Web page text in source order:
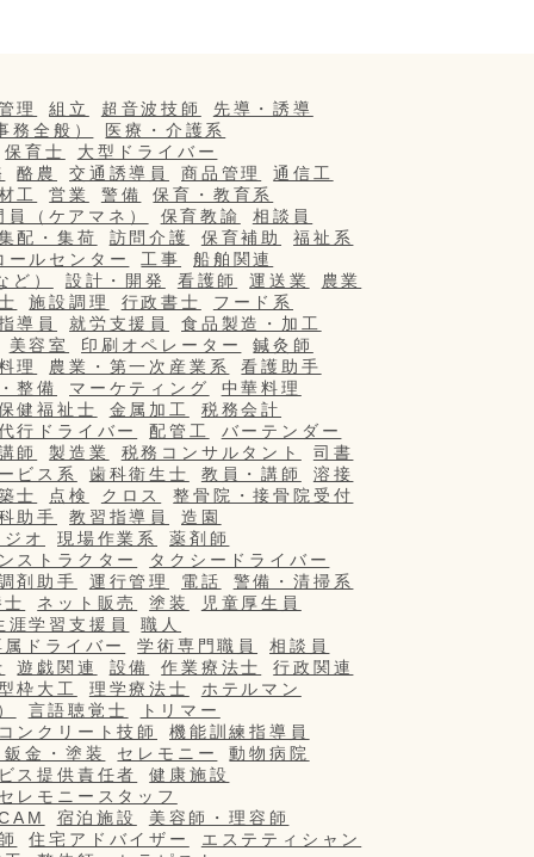
理 組立 超音波技師
先導・誘導
務全般）
医療・介護系
保育士
大型ドライバー
酪農 交通誘導員 商品管理
通信工
工
営業 警備
保育・教育系
（ケアマネ）
保育教諭
相談員
配・集荷
訪問介護 保育補助
福祉系
ールセンター
工事
船舶関連
ど）
設計・開発 看護師 運送業
農業
施設調理 行政書士
フード系
導員
就労支援員
食品製造・加工
美容室
印刷オペレーター
鍼灸師
理
農業・第一次産業系
看護助手
整備
マーケティング
中華料理
健福祉士
金属加工
税務会計
行ドライバー
配管工
バーテンダー
師
製造業 税務コンサルタント
司書
ビス系
歯科衛生士 教員・講師
溶接
士
点検 クロス
整骨院・接骨院受付
助手
教習指導員
造園
オ
現場作業系
薬剤師
ストラクター
タクシードライバー
剤助手
運行管理 電話
警備・清掃系
ネット販売 塗装
児童厚生員
涯学習支援員
職人
属ドライバー
学術専門職員
相談員
遊戯関連 設備 作業療法士
行政関連
枠大工
理学療法士
ホテルマン
言語聴覚士
トリマー
ンクリート技師
機能訓練指導員
金・塗装
セレモニー
動物病院
ス提供責任者
健康施設
レモニースタッフ
宿泊施設
美容師・理容師
住宅アドバイザー
エステティシャン